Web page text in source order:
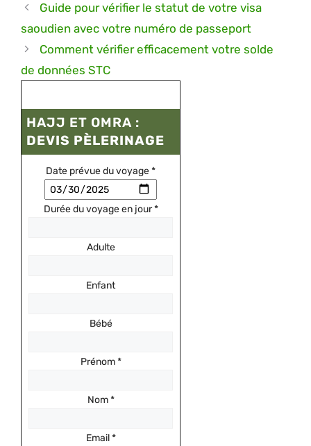
Guide pour vérifier le statut de votre visa
saoudien avec votre numéro de passeport
Comment vérifier efficacement votre solde
de données STC
HAJJ ET OMRA :
DEVIS PÈLERINAGE
Date prévue du voyage*
Durée du voyage en jour*
Adulte
Enfant
Bébé
Prénom*
Nom*
Email*